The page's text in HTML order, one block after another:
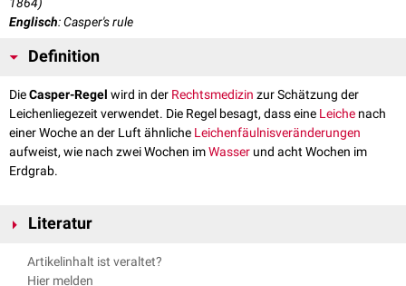
1864)
Englisch: Casper's rule
Definition
DieCasper-Regel wird in der Rechtsmedizin zur Schätzung der
Leichenliegezeit verwendet. Die Regel besagt, dass eine Leiche nach
einer Woche an der Luft ähnliche Leichenfäulnisveränderungen
aufweist, wie nach zwei Wochen imWasser und acht Wochen im
Erdgrab.
Literatur
Pschyrembel online Casper-Regel
G. Zimmer. Prüfungsvorbereitung Rechtsmedizin, 2. Auflage, Thieme
Artikelinhalt ist veraltet?
Hier melden